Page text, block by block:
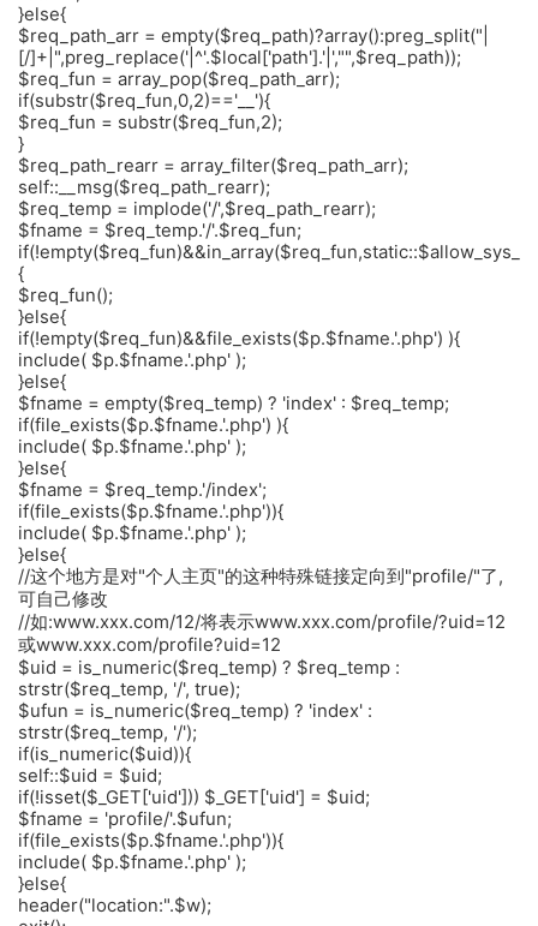
}else{
$req_path_arr = empty($req_path)?array():preg_split("|
[/]+|",preg_replace('|^'.$local['path'].'|',"",$req_path));
$req_fun = array_pop($req_path_arr);
if(substr($req_fun,0,2)=='__'){
$req_fun = substr($req_fun,2);
}
$req_path_rearr = array_filter($req_path_arr);
self::__msg($req_path_rearr);
$req_temp = implode('/',$req_path_rearr);
$fname = $req_temp.'/'.$req_fun;
{
$req_fun();
}else{
if(!empty($req_fun)&&file_exists($p.$fname.'.php') ){
include( $p.$fname.'.php' );
}else{
$fname = empty($req_temp) ? 'index' : $req_temp;
if(file_exists($p.$fname.'.php') ){
include( $p.$fname.'.php' );
}else{
$fname = $req_temp.'/index';
if(file_exists($p.$fname.'.php')){
include( $p.$fname.'.php' );
}else{
//这个地方是对"个人主页"的这种特殊链接定向到"profile/"了,
可自己修改
//如:www.xxx.com/12/将表示www.xxx.com/profile/?uid=12
或www.xxx.com/profile?uid=12
$uid = is_numeric($req_temp) ? $req_temp :
strstr($req_temp, '/', true);
$ufun = is_numeric($req_temp) ? 'index' :
strstr($req_temp, '/');
if(is_numeric($uid)){
self::$uid = $uid;
if(!isset($_GET['uid'])) $_GET['uid'] = $uid;
$fname = 'profile/'.$ufun;
if(file_exists($p.$fname.'.php')){
include( $p.$fname.'.php' );
}else{
header("location:".$w);